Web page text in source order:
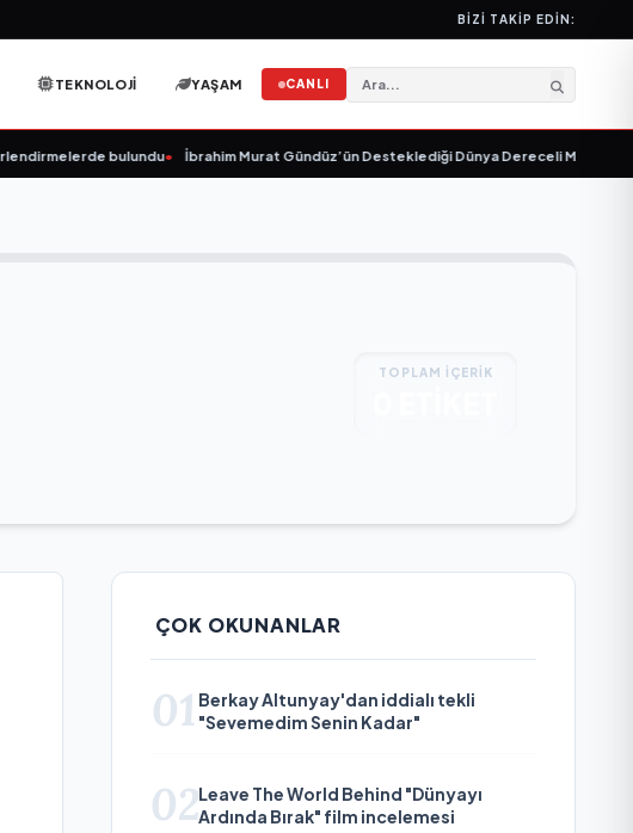
BIZI TAKIP EDIN:
TEKNOLOJI YAŞAM CANLI
bulundu• İbrahim Murat Gündüz’ün Desteklediği Dünya Dereceli Milli Sporcu
TOPLAM İÇERİK
ÇOK OKUNANLAR
01 Berkay Altunyay'dan iddialı tekli
"Sevemedim Senin Kadar"
02Leave The World Behind "Dünyayı
Ardında Bırak" film incelemesi